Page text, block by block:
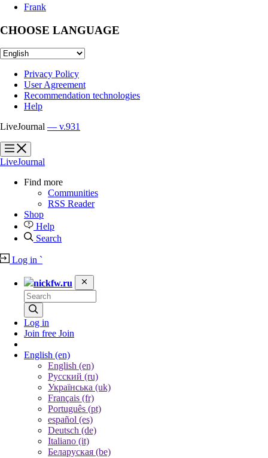
Frank
CHOOSE LANGUAGE
Privacy Policy
User Agreement
Recommendation technologies
Help
LiveJournal — v.931
?
?
LiveJournal
Find more
Communities
RSS Reader
Shop
Help
Search
Log in `
nickfw.ru
Log in
Join free Join
English (en)
English (en)
Русский (ru)
Українська (uk)
Français (fr)
Português (pt)
español (es)
Deutsch (de)
Italiano (it)
Беларуская (be)